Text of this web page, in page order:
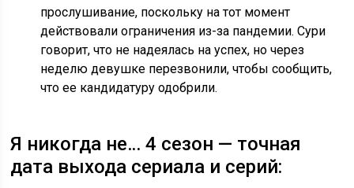
прослушивание, поскольку на тот момент
действовали ограничения из-за пандемии. Сури
говорит, что не надеялась на успех, но через
неделю девушке перезвонили, чтобы сообщить,
что ее кандидатуру одобрили.
Я никогда не… 4 сезон — точная
дата выхода сериала и серий: